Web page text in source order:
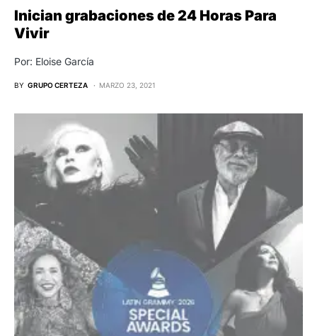
Inician grabaciones de 24 Horas Para
Vivir
Por: Eloise García
BY GRUPO CERTEZA MARZO 23, 2021